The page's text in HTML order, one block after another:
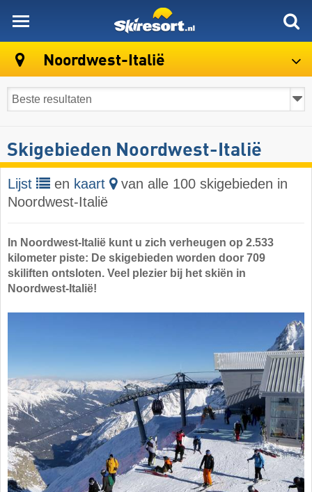
Noordwest-Italië
Skigebieden Noordwest-Italië
Lijst en kaart
van alle 100 skigebieden in
Noordwest-Italië
In Noordwest-Italië kunt u zich verheugen op 2.533
kilometer piste: De skigebieden worden door 709
skiliften ontsloten. Veel plezier bij het skiën in
Noordwest-Italië!